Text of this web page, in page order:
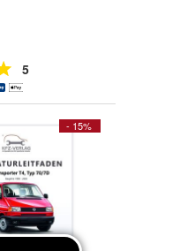
5
- 15%